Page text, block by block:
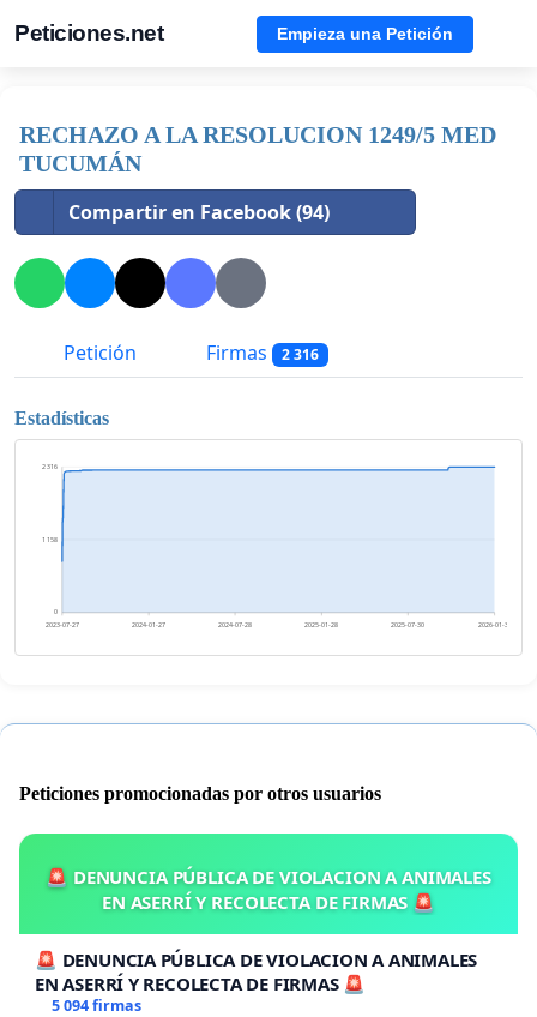
Peticiones.net Empieza una Petición
RECHAZO A LA RESOLUCION 1249/5 MED
TUCUMÁN
Compartir en Facebook (94)
Petición Firmas 2 316
Estadísticas
0
1 158
2 316
2023-07-27 2024-01-27 2024-07-28 2025-01-28 2025-07-30 2026-01-30
Peticiones promocionadas por otros usuarios
🚨 DENUNCIA PÚBLICA DE VIOLACION A ANIMALES
EN ASERRÍ Y RECOLECTA DE FIRMAS 🚨
🚨 DENUNCIA PÚBLICA DE VIOLACION A ANIMALES
EN ASERRÍ Y RECOLECTA DE FIRMAS 🚨
5 094 firmas